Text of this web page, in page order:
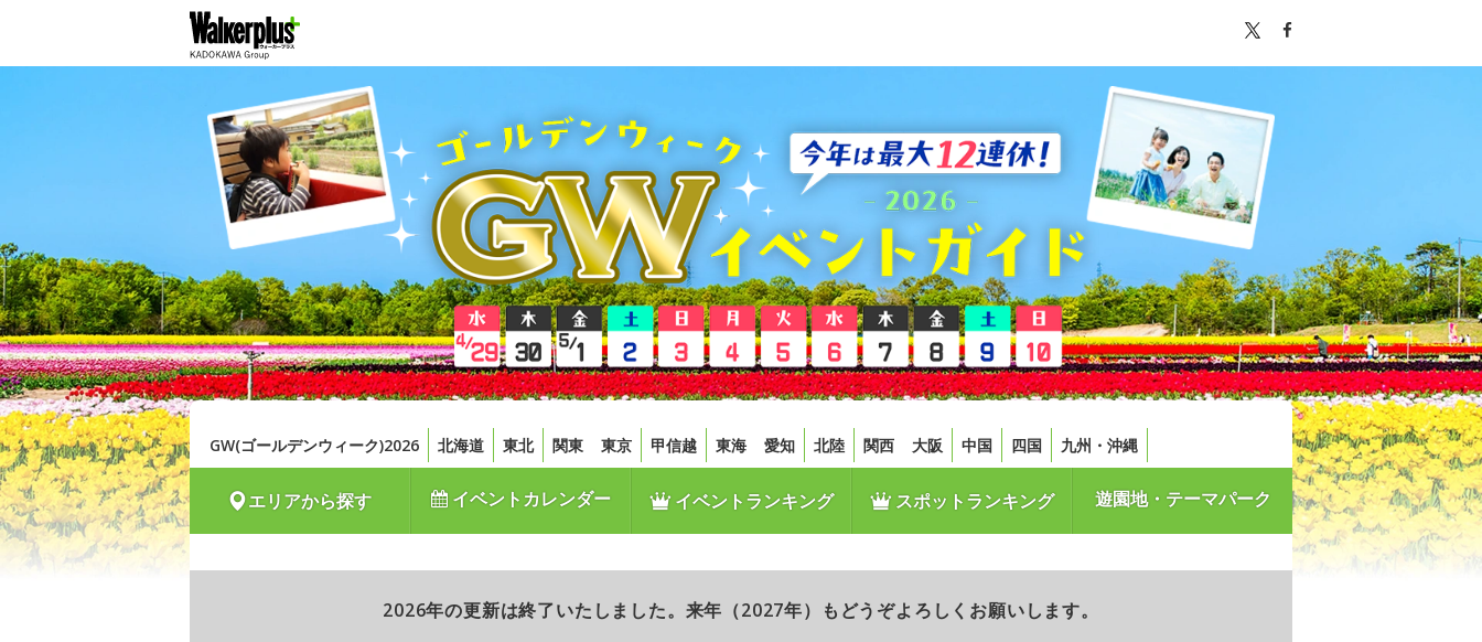
GW(ゴールデンウィーク)2026 北海道 東北 関東 東京 甲信越 東海 愛知 北陸 関西 大阪 中国 四国 九州・沖縄
エリアから探す イベントカレンダー イベントランキング スポットランキング 遊園地・テーマパーク
2026年の更新は終了いたしました。来年（2027年）もどうぞよろしくお願いします。